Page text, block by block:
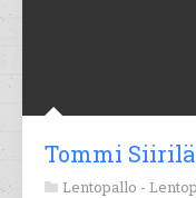
Tommi Siirilä
Lentopallo -